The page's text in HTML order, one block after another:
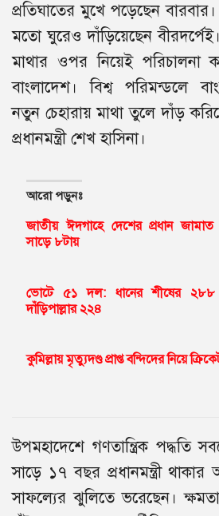
প্রতিঘাতের মুখে পড়েছেন
মতো ঘুরেও দাঁড়িয়েছেন
মাথার ওপর নিয়েই পরিচালনা
বাংলাদেশ। বিশ্ব পরিমন্ডলে
নতুন চেহারায় মাথা তুলে দাঁড়
প্রধানমন্ত্রী শেখ হাসিনা।
আরো পড়ুনঃ
জাতীয় ঈদগাহে দেশের প্রধান
সাড়ে ৮টায়
ভোটে ৫১ দল: ধানের শীষের ২৮৮
দাঁড়িপাল্লার ২২৪
কুমিল্লায় মৃত্যুদণ্ড প্রাপ্ত বন্দিদের নিয়ে
উপমহাদেশে গণতান্ত্রিক পদ্ধতি
সাড়ে ১৭ বছর প্রধানমন্ত্রী
সাফল্যের ঝুলিতে ভরেছেন।